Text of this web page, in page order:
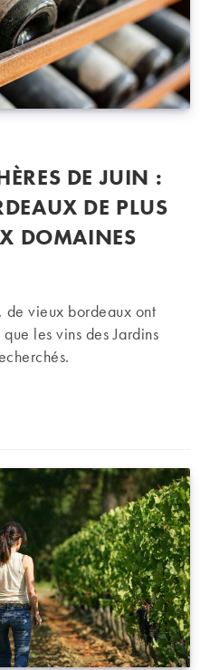
DE JUIN :
DE PLUS
DOMAINES
de vieux bordeaux ont
les vins des Jardins
de juin : gloire aux bordeaux